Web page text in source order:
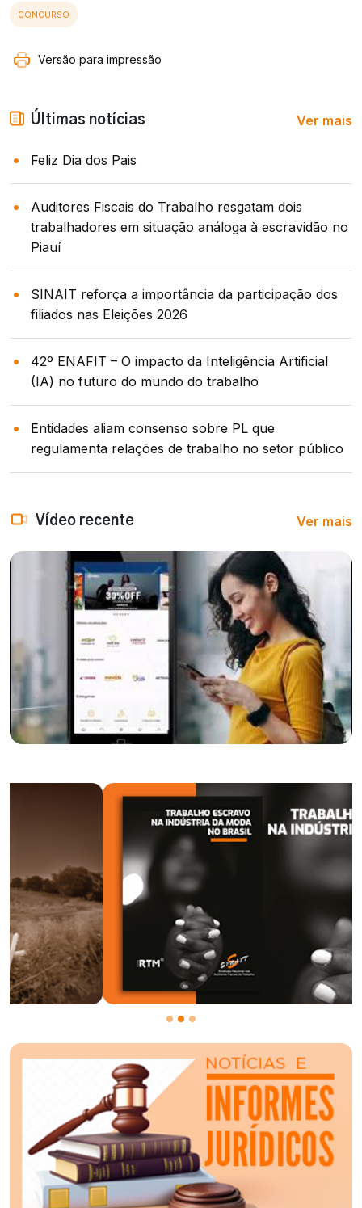
CONCURSO
Versão para impressão
Últimas notícias Ver mais
Feliz Dia dos Pais
Auditores Fiscais do Trabalho resgatam dois
trabalhadores em situação análoga à escravidão no
Piauí
SINAIT reforça a importância da participação dos
filiados nas Eleições 2026
42º ENAFIT – O impacto da Inteligência Artificial
(IA) no futuro do mundo do trabalho
Entidades aliam consenso sobre PL que
regulamenta relações de trabalho no setor público
Vídeo recente Ver mais